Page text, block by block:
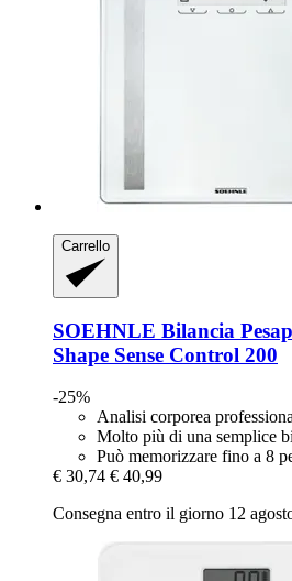
Carrello
SOEHNLE Bilancia
Shape Sense Control 200
-25%
Analisi corporea
Molto più di una semplice
Può memorizzare fino a 8
€ 30,74 € 40,99
Consegna entro il giorno 12